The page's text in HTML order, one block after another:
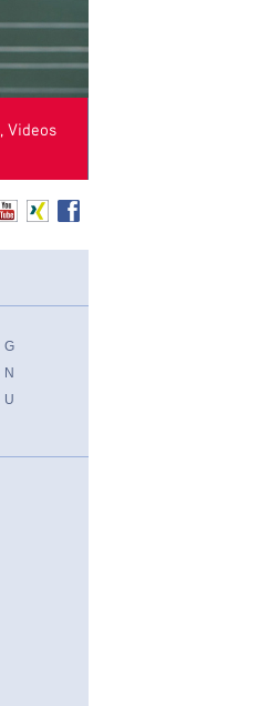
Videos
G
N
U